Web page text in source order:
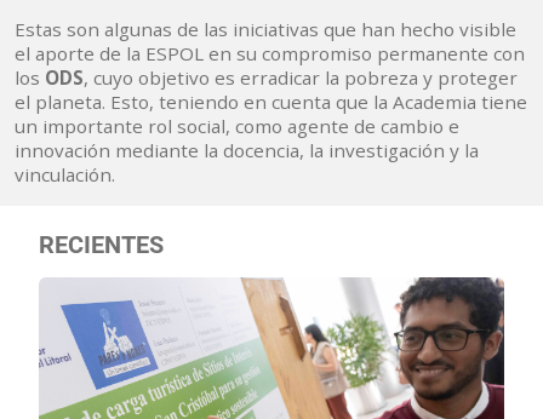
Estas son algunas de las iniciativas que han hecho visible
el aporte de la ESPOL en su compromiso permanente con
los ODS, cuyo objetivo es erradicar la pobreza y proteger
el planeta. Esto, teniendo en cuenta que la Academia tiene
un importante rol social, como agente de cambio e
innovación mediante la docencia, la investigación y la
vinculación.
RECIENTES